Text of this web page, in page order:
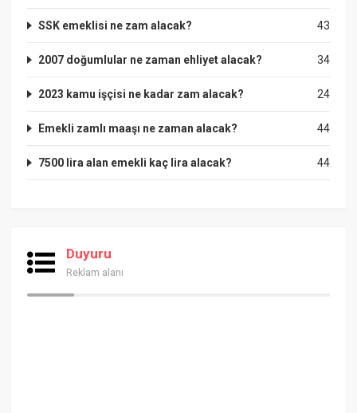
43
SSK emeklisi ne zam alacak?
34
2007 doğumlular ne zaman ehliyet alacak?
24
2023 kamu işçisi ne kadar zam alacak?
44
Emekli zamlı maaşı ne zaman alacak?
44
7500 lira alan emekli kaç lira alacak?
Duyuru
Reklam alanı